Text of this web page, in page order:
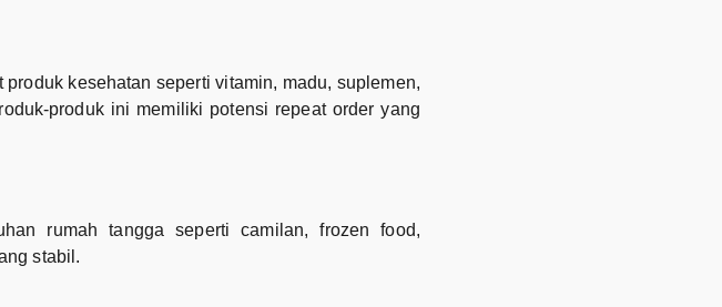
kesehatan seperti vitamin, madu, suplemen,
produk ini memiliki potensi repeat order yang
rumah tangga seperti camilan, frozen food,
stabil.